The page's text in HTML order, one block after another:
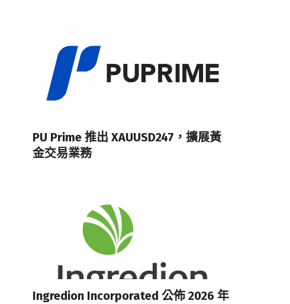
PU Prime 推出 XAUUSD247，擴展黃
金交易業務
Ingredion Incorporated 公佈 2026 年